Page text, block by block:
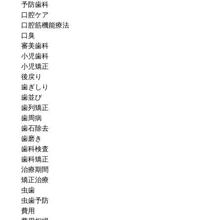
予防歯科
口腔ケア
口腔筋機能療法
口臭
審美歯科
小児歯科
小児矯正
後戻り
歯ぎしり
歯並び
歯列矯正
歯周病
歯石除去
歯磨き
歯科検査
歯科矯正
治療期間
矯正治療
虫歯
虫歯予防
費用